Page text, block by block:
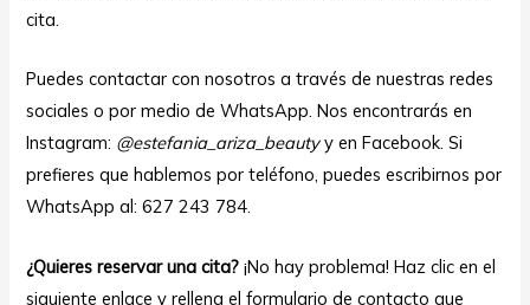
cita.
Puedes contactar con nosotros a través de nuestras redes
sociales o por medio de WhatsApp. Nos encontrarás en
Instagram: @estefania_ariza_beautyy en Facebook. Si
prefieres que hablemos por teléfono, puedes escribirnos por
WhatsApp al: 627 243 784.
¿Quieres reservar una cita?¡No hay problema! Haz clic en el
siguiente enlace y rellena el formulario de contacto que